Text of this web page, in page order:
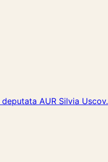
AUR Silvia Uscov.